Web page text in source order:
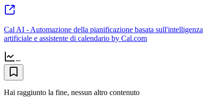
Cal AI - Automazione della pianificazione basata sull'intelligenza
artificiale e assistente di calendario by Cal.com
--
Hai raggiunto la fine, nessun altro contenuto